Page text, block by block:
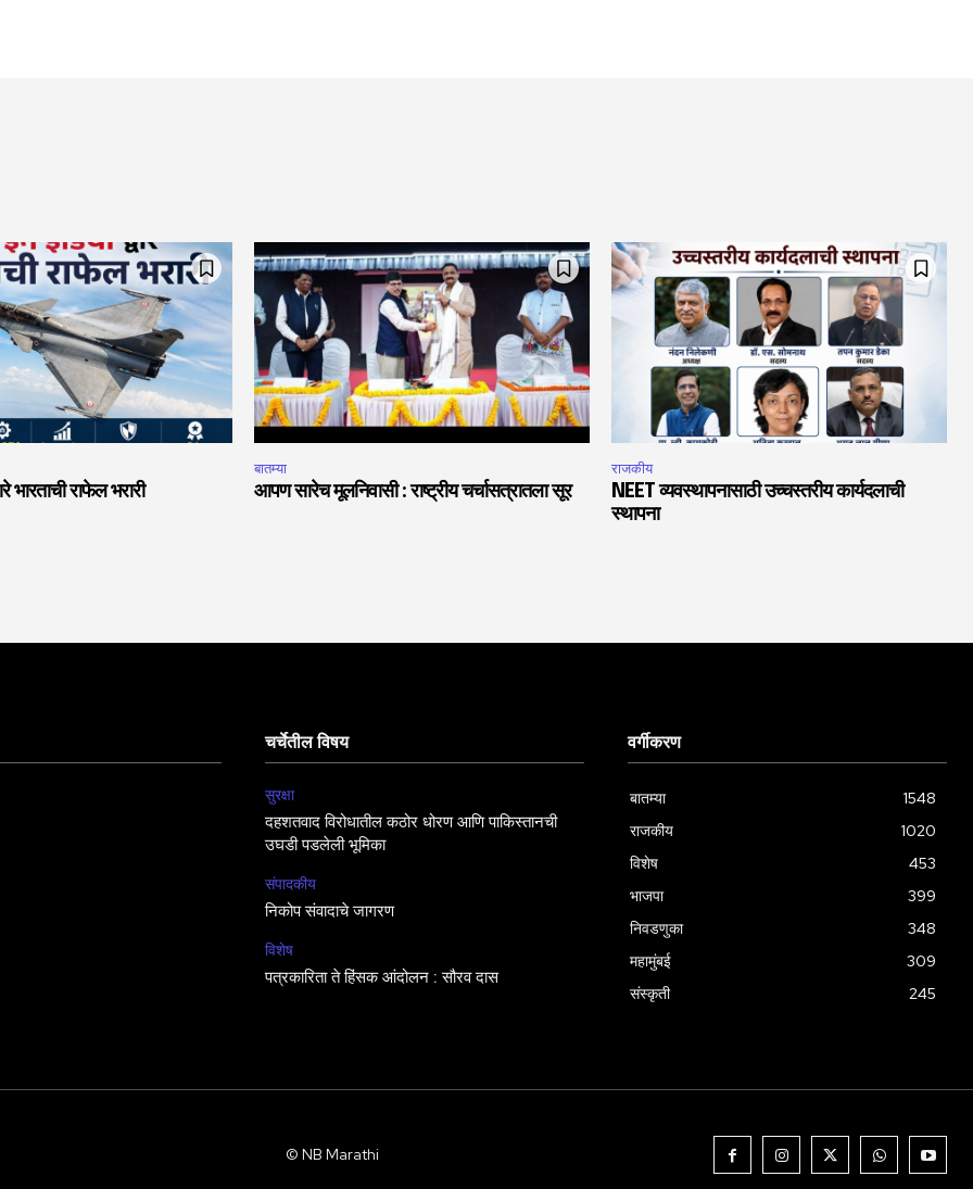
भारताची राफेल भरारी
बातम्या
आपण सारेच मूलनिवासी : राष्ट्रीय चर्चासत्रातला सूर
राजकीय
NEET व्यवस्थापनासाठी उच्चस्तरीय कार्यदलाची
स्थापना
चर्चेतील विषय
सुरक्षा
दहशतवाद विरोधातील कठोर धोरण आणि पाकिस्तानची
उघडी पडलेली भूमिका
संपादकीय
निकोप संवादाचे जागरण
विशेष
पत्रकारिता ते हिंसक आंदोलन : सौरव दास
वर्गीकरण
बातम्या
1548
राजकीय
1020
विशेष
453
भाजपा
399
निवडणुका
348
महामुंबई
309
संस्कृती
245
© NB Marathi